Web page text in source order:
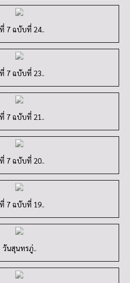
7 ฉบับที่ 24..
7 ฉบับที่ 23..
7 ฉบับที่ 21..
7 ฉบับที่ 20..
7 ฉบับที่ 19..
วันสุนทรภู่..